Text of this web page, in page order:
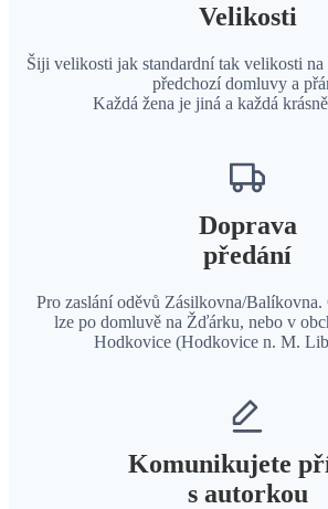
Velikosti
Šiji velikosti jak standardní tak velikosti
předchozí domluvy a
Každá žena je jiná a každá
Doprava
předání
Pro zaslání oděvů Zásilkovna/
lze po domluvě na Žďárku, nebo v
Hodkovice (Hodkovice n. M.
Komunikujete
s autorkou